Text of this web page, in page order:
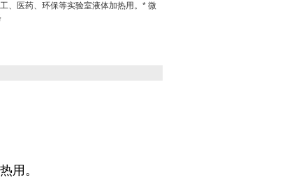
、医药、环保等实验室液体加热用。* 微
用。